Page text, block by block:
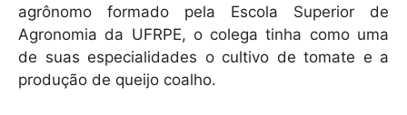
agrônomo formado pela Escola Superior de
Agronomia da UFRPE, o colega tinha como uma
de suas especialidades o cultivo de tomate e a
produção de queijo coalho.